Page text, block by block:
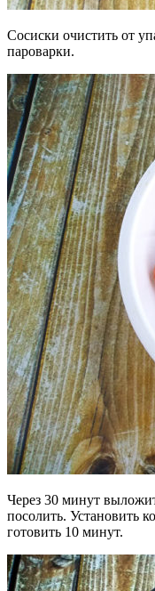
Сосиски очистить от
пароварки.
Через 30 минут
посолить. Установить
готовить 10 минут.